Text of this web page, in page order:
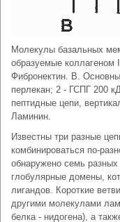
Молекулы базальных
образуемые
Фибронектин. В.
перлекан; 2 - ГСПГ 200
пептидные цепи,
Ламинин.
Известны три разные
комбинироваться по-
обнаружено семь
глобулярные домены,
лигандов. Короткие
другими молекулами
белка - нидогена), а